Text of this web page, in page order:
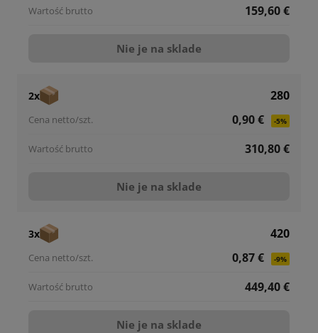
159,60 €
Nie je na sklade
2x
280
0,90 €
-5%
310,80 €
Nie je na sklade
3x
420
0,87 €
-9%
449,40 €
Nie je na sklade